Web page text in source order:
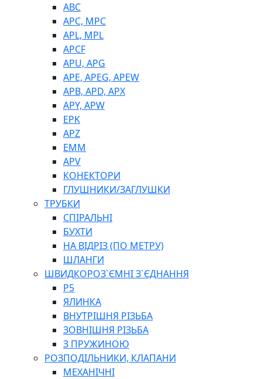
ABC
APC, MPC
APL, MPL
APCF
APU, APG
APE, APEG, APEW
APB, APD, APX
APY, APW
EPK
APZ
EMM
APV
КОНЕКТОРИ
ГЛУШНИКИ/ЗАГЛУШКИ
ТРУБКИ
СПІРАЛЬНІ
БУХТИ
НА ВІДРІЗ (ПО МЕТРУ)
ШЛАНГИ
ШВИДКОРОЗ`ЄМНІ З`ЄДНАННЯ
P5
ЯЛИНКА
ВНУТРІШНЯ РІЗЬБА
ЗОВНІШНЯ РІЗЬБА
З ПРУЖИНОЮ
РОЗПОДІЛЬНИКИ, КЛАПАНИ
МЕХАНІЧНІ